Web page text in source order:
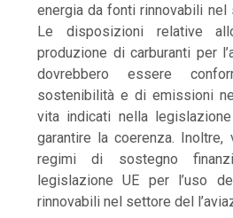
energia da fonti rinnovabili
Le disposizioni relative
produzione di carburanti per
dovrebbero essere
sostenibilità e di emissioni
vita indicati nella
garantire la coerenza. Inoltre,
regimi di sostegno
legislazione UE per l’uso
rinnovabili nel settore del